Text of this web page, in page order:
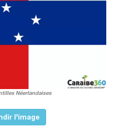
Néerlandaises
l'image